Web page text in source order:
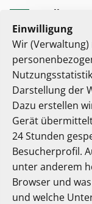
Einwilligung
Wir
Darstellung der
Dazu erstellen
Gerät
24 Stunden
Besucherprofil.
unter anderem
Browser und
und welche
Toolbar-